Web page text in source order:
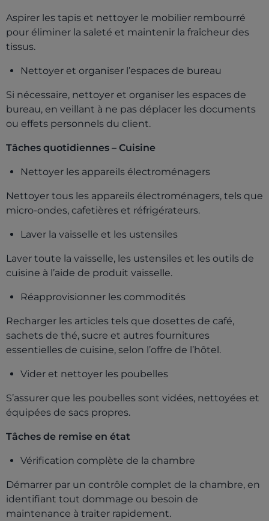
Aspirer les tapis et nettoyer le mobilier rembourré
pour éliminer la saleté et maintenir la fraîcheur des
tissus.
Nettoyer et organiser l’espaces de bureau
Si nécessaire, nettoyer et organiser les espaces de
bureau, en veillant à ne pas déplacer les documents
ou effets personnels du client.
Tâches quotidiennes – Cuisine
Nettoyer les appareils électroménagers
Nettoyer tous les appareils électroménagers, tels que
micro-ondes, cafetières et réfrigérateurs.
Laver la vaisselle et les ustensiles
Laver toute la vaisselle, les ustensiles et les outils de
cuisine à l’aide de produit vaisselle.
Réapprovisionner les commodités
Recharger les articles tels que dosettes de café,
sachets de thé, sucre et autres fournitures
essentielles de cuisine, selon l’offre de l’hôtel.
Vider et nettoyer les poubelles
S’assurer que les poubelles sont vidées, nettoyées et
équipées de sacs propres.
Tâches de remise en état
Vérification complète de la chambre
Démarrer par un contrôle complet de la chambre, en
identifiant tout dommage ou besoin de
maintenance à traiter rapidement.